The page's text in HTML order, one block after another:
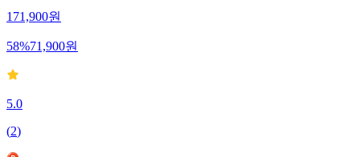
171,900원
58%71,900원
5.0
(2)